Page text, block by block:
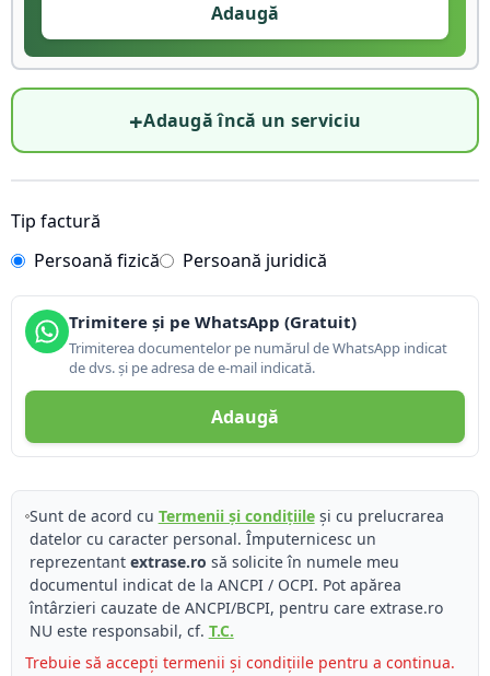
Adaugă
+Adaugă încă un serviciu
Tip factură
Persoană fizică
Persoană juridică
Trimitere și pe WhatsApp (Gratuit)
Trimiterea documentelor pe numărul de WhatsApp indicat
de dvs. și pe adresa de e-mail indicată.
Adaugă
Sunt de acord cu Termenii și condițiileși cu prelucrarea
datelor cu caracter personal. Împuternicesc un
reprezentant extrase.ro să solicite în numele meu
documentul indicat de la ANCPI / OCPI. Pot apărea
întârzieri cauzate de ANCPI/BCPI, pentru care extrase.ro
NU este responsabil, cf. T.C.
Trebuie să accepți termenii și condițiile pentru a continua.